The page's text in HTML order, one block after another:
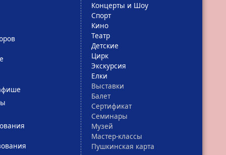
Концерты и Шоу
Спорт
Кино
Театр
Детские
Цирк
Экскурсия
Елки
Выставки
Балет
Сертификат
Семинары
Музей
Мастер-классы
Пушкинская карта